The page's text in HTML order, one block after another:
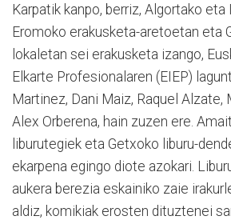
Karpatik kanpo, berriz, Algortako
Eromoko erakusketa-aretoetan eta
lokaletan sei erakusketa izango,
Elkarte Profesionalaren (EIEP)
Martinez, Dani Maiz, Raquel Alzate,
Alex Orberena, hain zuzen ere.
liburutegiek eta Getxoko liburu-
ekarpena egingo diote azokari.
aukera berezia eskainiko zaie
aldiz, komikiak erosten dituztenei